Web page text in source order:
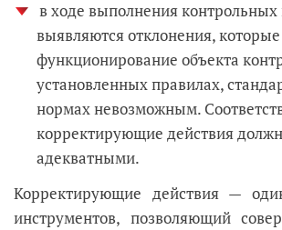
в ходе выполнения
выявляются отклонения,
функционирование объекта
установленных правилах,
нормах невозможным.
корректирующие действия
адекватными.
Корректирующие действия —
инструментов, позволяющий